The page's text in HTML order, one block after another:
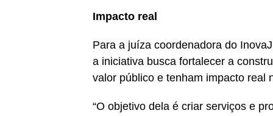
Impacto real
Para a juíza coordenadora do
a iniciativa busca fortalecer a
valor público e tenham impacto real
“O objetivo dela é criar serviços e